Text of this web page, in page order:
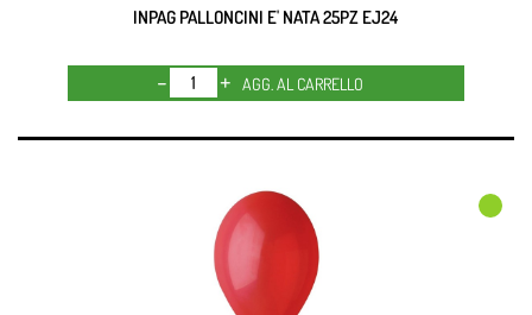
INPAG PALLONCINI E' NATA 25PZ EJ24
Quantità
AGG. AL CARRELLO